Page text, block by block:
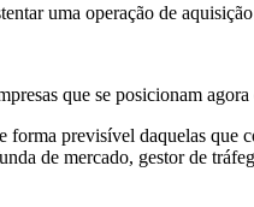
uma operação de
que se posicionam
forma previsível daquelas que
de mercado, gestor de